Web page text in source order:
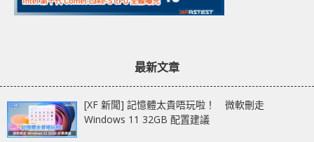
最新文章
[XF 新聞] 記憶體太貴唔玩啦！ 微軟刪走
Windows 11 32GB 配置建議